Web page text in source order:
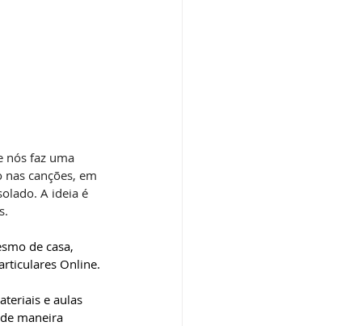
nós faz uma
canções, em
A ideia é
de casa,
Online.
e aulas
maneira